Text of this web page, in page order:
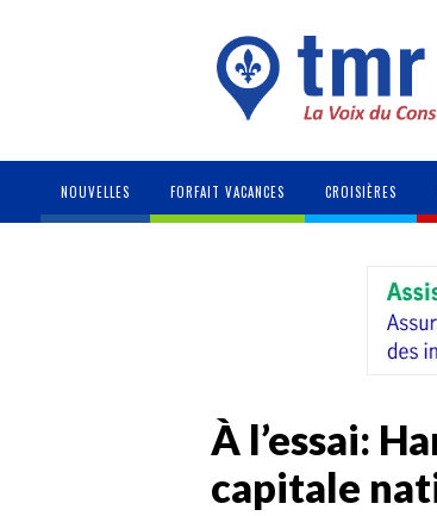
NOUVELLES FORFAIT VACANCES CROISIÈRES
À l’essai:
capitale